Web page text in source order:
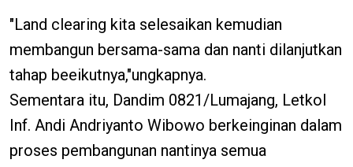
"Land clearing kita selesaikan kemudian
membangun bersama-sama dan nanti dilanjutkan
tahap beeikutnya,"ungkapnya.
Sementara itu, Dandim 0821/Lumajang, Letkol
Inf. Andi Andriyanto Wibowo berkeinginan dalam
proses pembangunan nantinya semua